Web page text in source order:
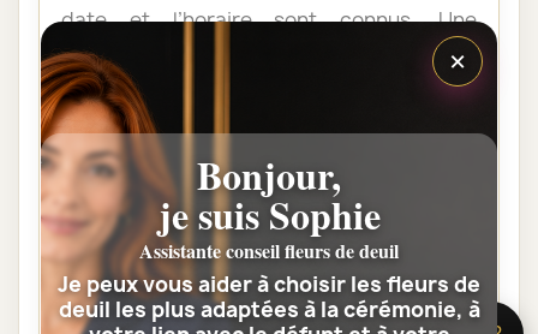
date et l’horaire sont connus. Une
commande anticipée facilite l’organisation
et permet au fleuriste de vérifier les
contraintes du lieu de livraison.
Les fleurs peuvent-elles être livrées
au domicile de la famille ?
Oui. Une composition de condoléances
peut être livrée au domicile avant ou après
×
Bonjour,
je suis Sophie
Assistante conseil fleurs de deuil
Je peux vous aider à choisir les fleurs de
deuil les plus adaptées à la cérémonie, à